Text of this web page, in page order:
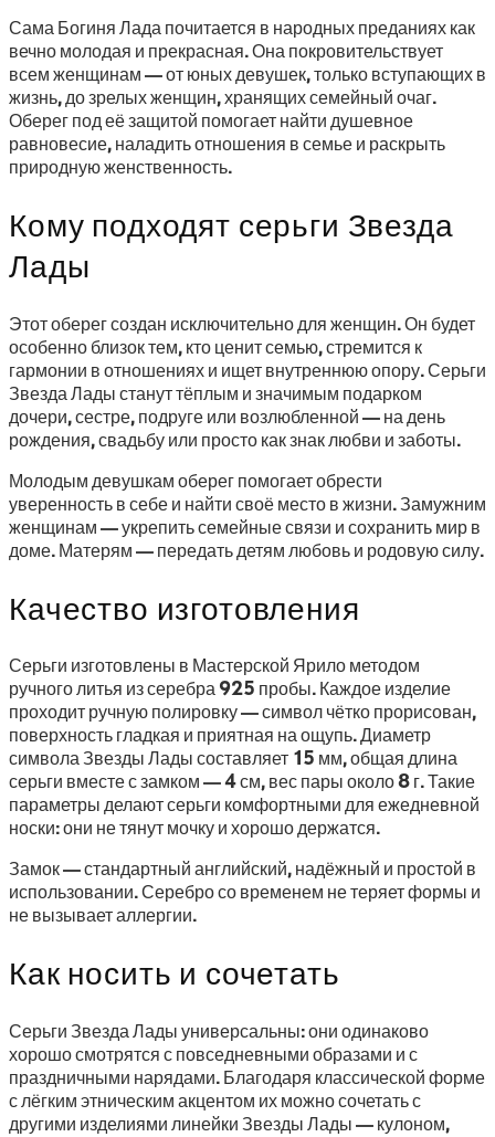
Сама Богиня Лада почитается в народных преданиях как
вечно молодая и прекрасная. Она покровительствует
всем женщинам — от юных девушек, только вступающих в
жизнь, до зрелых женщин, хранящих семейный очаг.
Оберег под её защитой помогает найти душевное
равновесие, наладить отношения в семье и раскрыть
природную женственность.
Кому подходят серьги Звезда
Лады
Этот оберег создан исключительно для женщин. Он будет
особенно близок тем, кто ценит семью, стремится к
гармонии в отношениях и ищет внутреннюю опору. Серьги
Звезда Лады станут тёплым и значимым подарком
дочери, сестре, подруге или возлюбленной — на день
рождения, свадьбу или просто как знак любви и заботы.
Молодым девушкам оберег помогает обрести
уверенность в себе и найти своё место в жизни. Замужним
женщинам — укрепить семейные связи и сохранить мир в
доме. Матерям — передать детям любовь и родовую силу.
Качество изготовления
Серьги изготовлены в Мастерской Ярило методом
ручного литья из серебра 925 пробы. Каждое изделие
проходит ручную полировку — символ чётко прорисован,
поверхность гладкая и приятная на ощупь. Диаметр
символа Звезды Лады составляет 15 мм, общая длина
серьги вместе с замком — 4 см, вес пары около 8 г. Такие
параметры делают серьги комфортными для ежедневной
носки: они не тянут мочку и хорошо держатся.
Замок — стандартный английский, надёжный и простой в
использовании. Серебро со временем не теряет формы и
не вызывает аллергии.
Как носить и сочетать
Серьги Звезда Лады универсальны: они одинаково
хорошо смотрятся с повседневными образами и с
праздничными нарядами. Благодаря классической форме
с лёгким этническим акцентом их можно сочетать с
другими изделиями линейки Звезды Лады — кулоном,